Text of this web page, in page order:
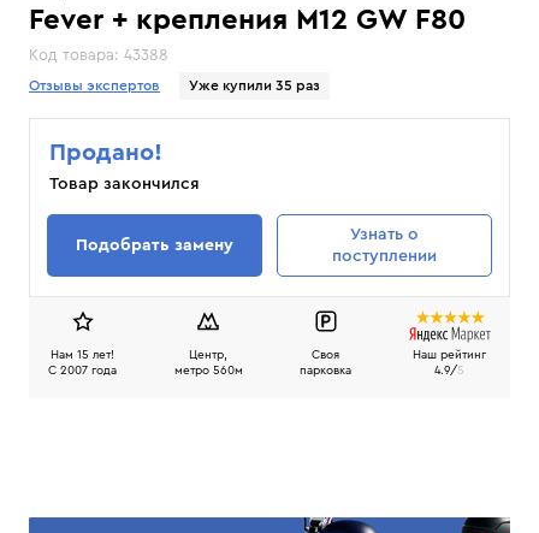
Fever + крепления M12 GW F80
Код товара: 43388
Отзывы экспертов Уже купили 35 раз
Продано!
Товар закончился
Подобрать замену
Узнать о
поступлении
Нам 15 лет!
C 2007 года
Центр,
метро 560м
Своя
парковка
Наш рейтинг
4.9/5